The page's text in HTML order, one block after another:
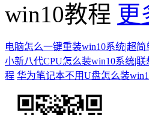
win10教程 更
电脑怎么一键重装win10系统|超
小新八代CPU怎么装win10系统|
程 华为笔记本不用U盘怎么装